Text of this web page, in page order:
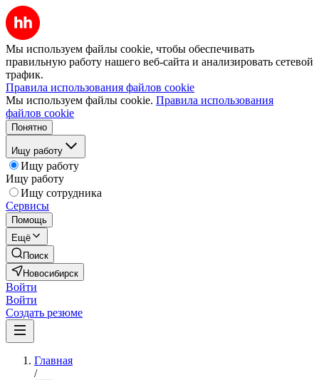
Мы используем файлы cookie, чтобы обеспечивать
правильную работу нашего веб-сайта и анализировать сетевой
трафик.
Правила использования файлов cookie
Мы используем файлы cookie. Правила использования
файлов cookie
Понятно
Ищу работу
Ищу работу
Ищу работу
Ищу сотрудника
Сервисы
Помощь
Ещё
Поиск
Новосибирск
Войти
Войти
Создать резюме
Главная
/